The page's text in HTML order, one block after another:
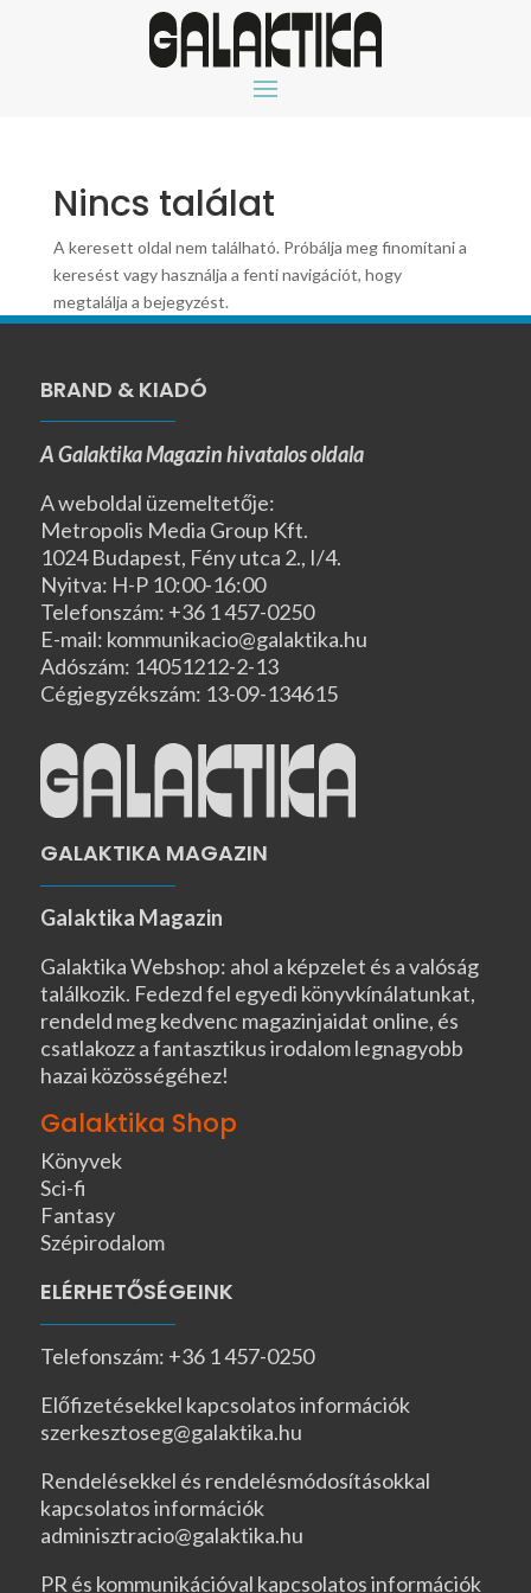
Nincs találat
A keresett oldal nem található. Próbálja meg finomítani a
keresést vagy használja a fenti navigációt, hogy
megtalálja a bejegyzést.
BRAND & KIADÓ
A Galaktika Magazin hivatalos oldala
A weboldal üzemeltetője:
Metropolis Media Group Kft.
1024 Budapest, Fény utca 2., I/4.
Nyitva: H-P 10:00-16:00
Telefonszám: +36 1 457-0250
E-mail: kommunikacio@galaktika.hu
Adószám: 14051212-2-13
Cégjegyzékszám: 13-09-134615
GALAKTIKA MAGAZIN
Galaktika Magazin
Galaktika Webshop: ahol a képzelet és a valóság
találkozik. Fedezd fel egyedi könyvkínálatunkat,
rendeld meg kedvenc magazinjaidat online, és
csatlakozz a fantasztikus irodalom legnagyobb
hazai közösségéhez!
Galaktika Shop
Könyvek
Sci-fi
Fantasy
Szépirodalom
ELÉRHETŐSÉGEINK
Telefonszám: +36 1 457-0250
Előfizetésekkel kapcsolatos információk
szerkesztoseg@galaktika.hu
Rendelésekkel és rendelésmódosításokkal
kapcsolatos információk
adminisztracio@galaktika.hu
PR és kommunikációval kapcsolatos információk